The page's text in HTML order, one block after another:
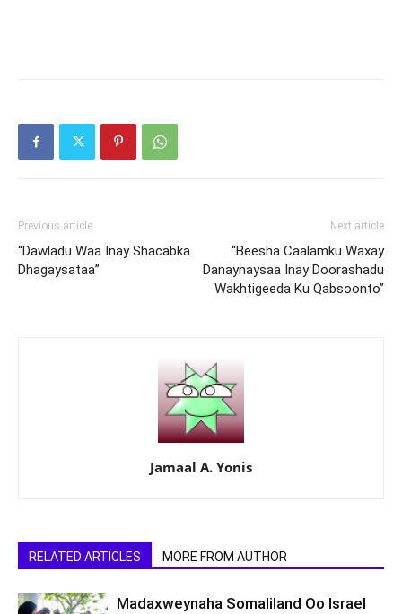
Previous article
“Dawladu Waa Inay Shacabka
Dhagaysataa”
Next article
“Beesha Caalamku Waxay
Danaynaysaa Inay Doorashadu
Wakhtigeeda Ku Qabsoonto”
Jamaal A. Yonis
RELATED ARTICLES MORE FROM AUTHOR
Madaxweynaha Somaliland Oo Israel